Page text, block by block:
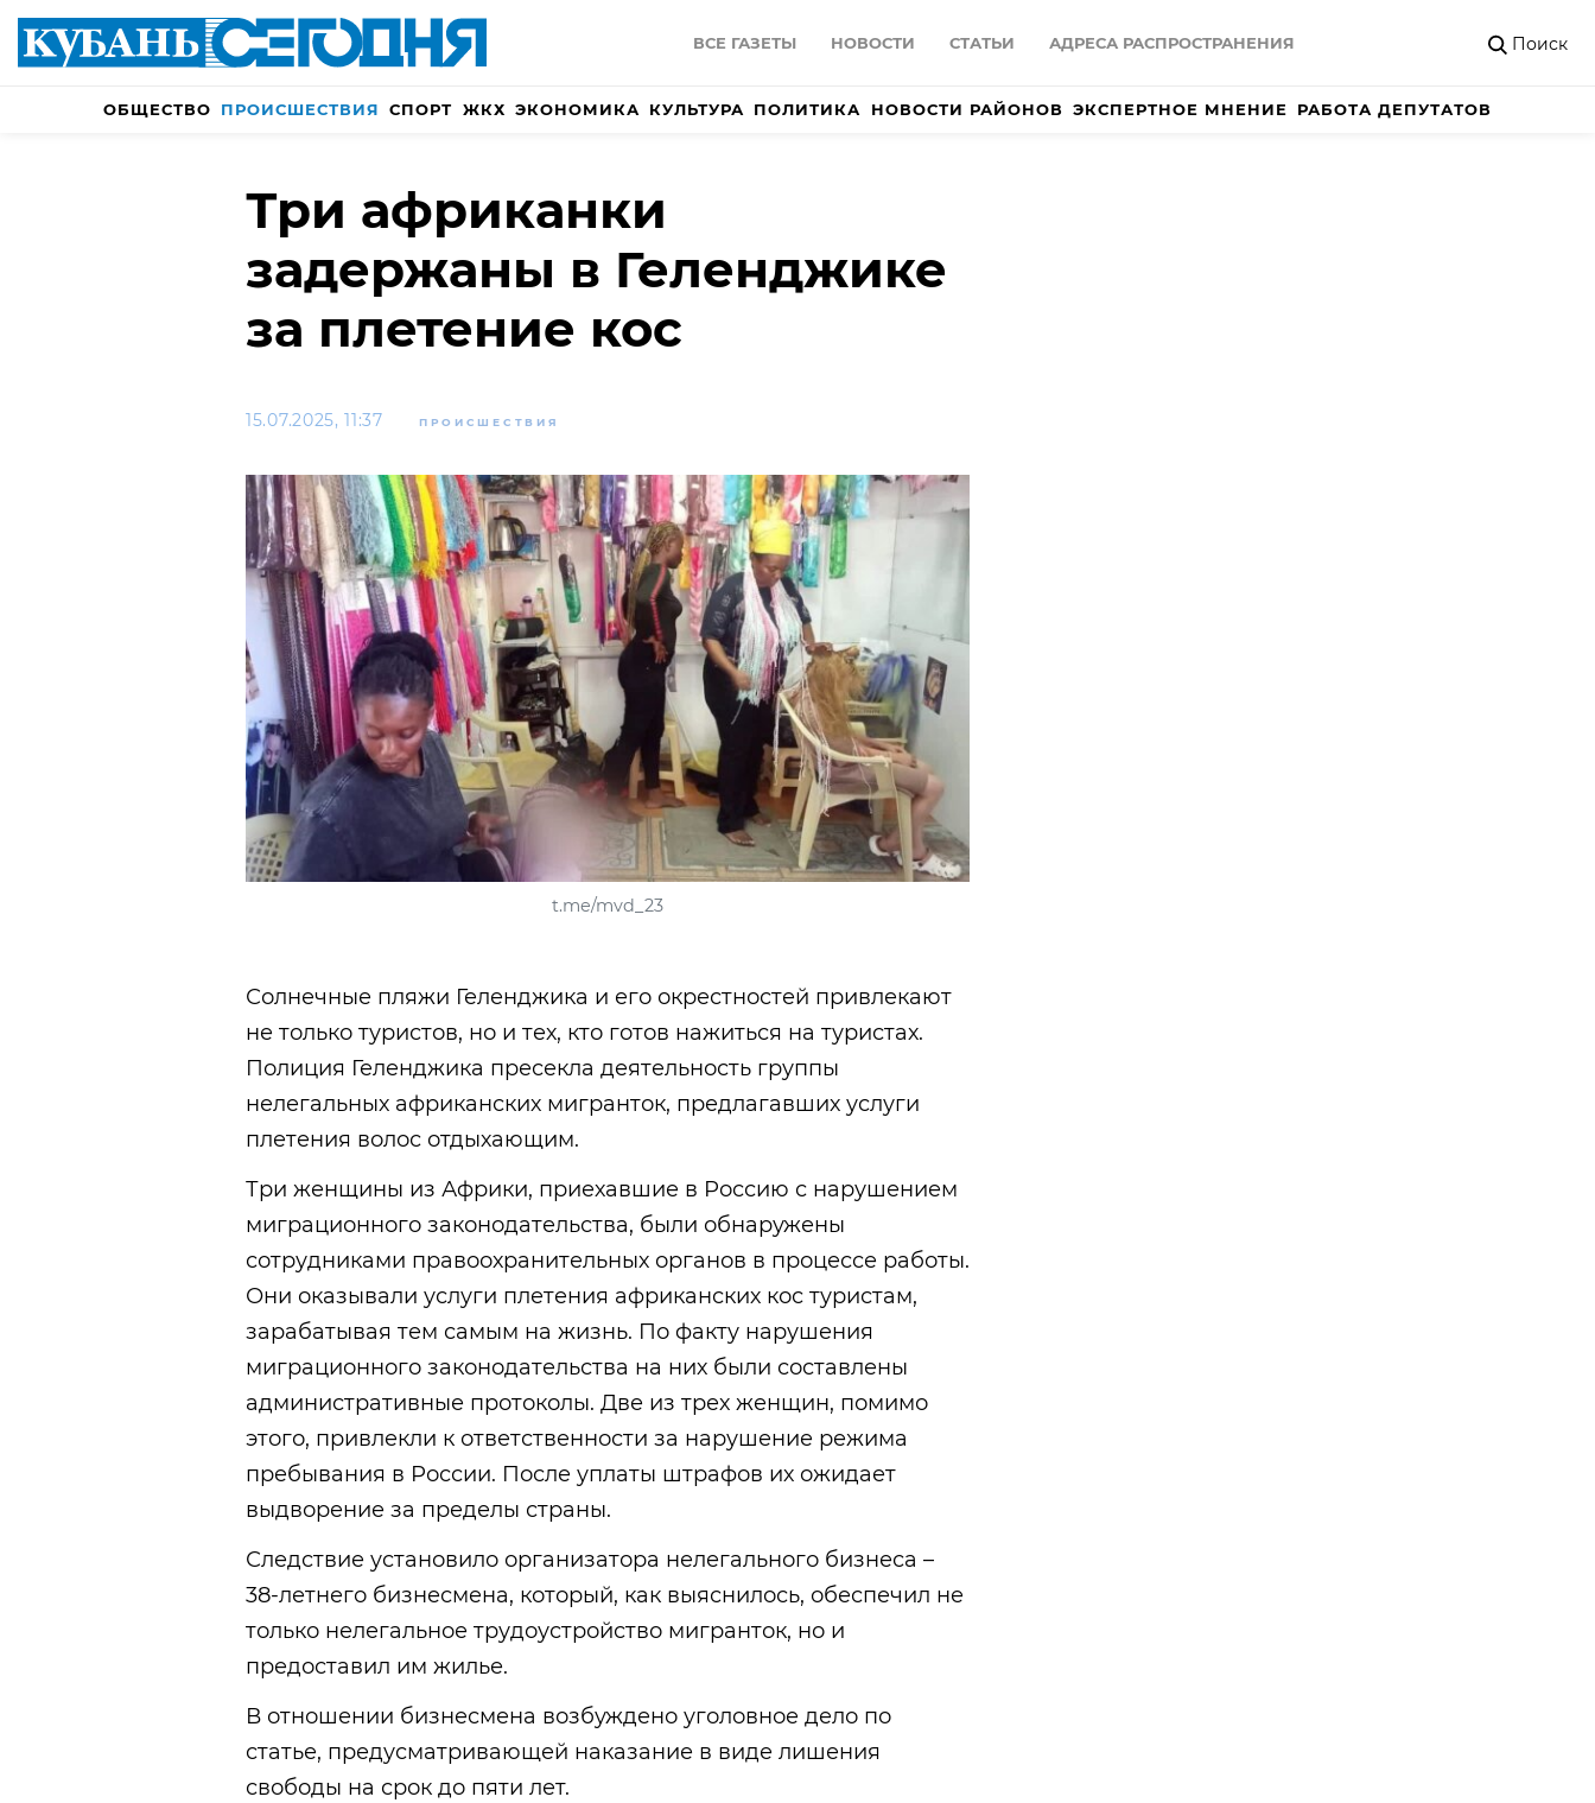
ВСЕ ГАЗЕТЫ НОВОСТИ СТАТЬИ АДРЕСА РАСПРОСТРАНЕНИЯ Поиск
ОБЩЕСТВО ПРОИСШЕСТВИЯ СПОРТ ЖКХ ЭКОНОМИКА КУЛЬТУРА ПОЛИТИКА НОВОСТИ РАЙОНОВ ЭКСПЕРТНОЕ МНЕНИЕ РАБОТА ДЕПУТАТОВ
Три африканки
задержаны в Геленджике
за плетение кос
15.07.2025, 11:37 ПРОИСШЕСТВИЯ
t.me/mvd_23
Солнечные пляжи Геленджика и его окрестностей привлекают
не только туристов, но и тех, кто готов нажиться на туристах.
Полиция Геленджика пресекла деятельность группы
нелегальных африканских мигранток, предлагавших услуги
плетения волос отдыхающим.
Три женщины из Африки, приехавшие в Россию с нарушением
миграционного законодательства, были обнаружены
сотрудниками правоохранительных органов в процессе работы.
Они оказывали услуги плетения африканских кос туристам,
зарабатывая тем самым на жизнь. По факту нарушения
миграционного законодательства на них были составлены
административные протоколы. Две из трех женщин, помимо
этого, привлекли к ответственности за нарушение режима
пребывания в России. После уплаты штрафов их ожидает
выдворение за пределы страны.
Следствие установило организатора нелегального бизнеса –
38-летнего бизнесмена, который, как выяснилось, обеспечил не
только нелегальное трудоустройство мигранток, но и
предоставил им жилье.
В отношении бизнесмена возбуждено уголовное дело по
статье, предусматривающей наказание в виде лишения
свободы на срок до пяти лет.